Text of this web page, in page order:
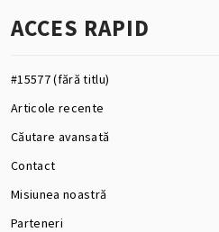
ACCES RAPID
#15577 (fără titlu)
Articole recente
Căutare avansată
Contact
Misiunea noastră
Parteneri